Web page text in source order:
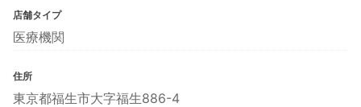
店舗タイプ
医療機関
住所
東京都福生市大字福生886-4